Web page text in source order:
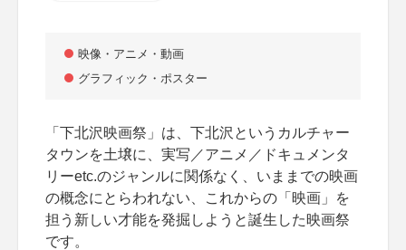
映像・アニメ・動画
グラフィック・ポスター
「下北沢映画祭」は、下北沢というカルチャー
タウンを土壌に、実写／アニメ／ドキュメンタ
リーetc.のジャンルに関係なく、いままでの映画
の概念にとらわれない、これからの「映画」を
担う新しい才能を発掘しようと誕生した映画祭
です。